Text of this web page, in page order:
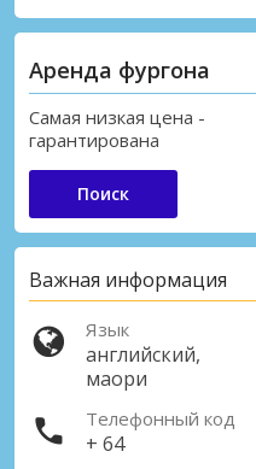
Аренда фургона
Самая низкая цена -
гарантирована
Поиск
Важная информация
Язык
английский,
маори
Телефонный код
+ 64